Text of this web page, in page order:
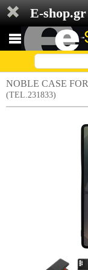
E-
NOBLE CASE
(TEL.231833)